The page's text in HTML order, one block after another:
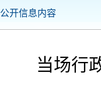
公开信息内容
当场行